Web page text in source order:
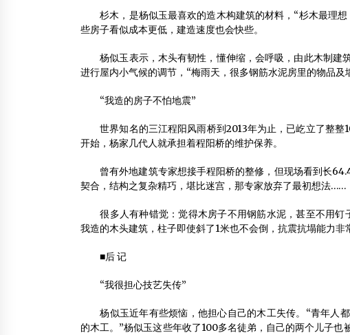
杉木，是杨似玉最喜欢的造木构建筑的材料，“杉木最理想
些房子看似成本更低，建造速度也会快些。
杨似玉表示，木头有韧性，懂伸缩，会呼吸，由此木制建
进行屋内小气候的调节，“梅雨天，很多钢筋水泥房里的物品
“我造的房子不怕地震”
世界知名的三江程阳风雨桥到2013年为止，已屹立了整整
开始，杨家几代人就承担着程阳桥的维护保养。
曾有外地建筑专家想接手程阳桥的整修，但现场看到长
契合，结构之复杂精巧，堪比迷宫，那专家放弃了最初想法……
很多人有种错觉：觉得木房子不用钢筋水泥，甚至不用钉
我造的木头建筑，柱子即使斜了1米也不会倒，抗震抗塌能力非
■后 记
“我很担心技艺失传”
杨似玉近年有些烦恼，他担心自己的木工失传。“青年人
的木工。”杨似玉这些年收了100多名徒弟，自己的两个儿子